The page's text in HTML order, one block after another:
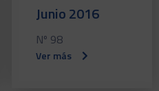
Junio 2016
Nº 98
Ver más